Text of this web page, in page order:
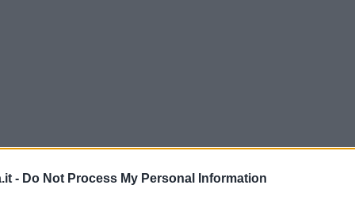
- Do Not Process My Personal Information